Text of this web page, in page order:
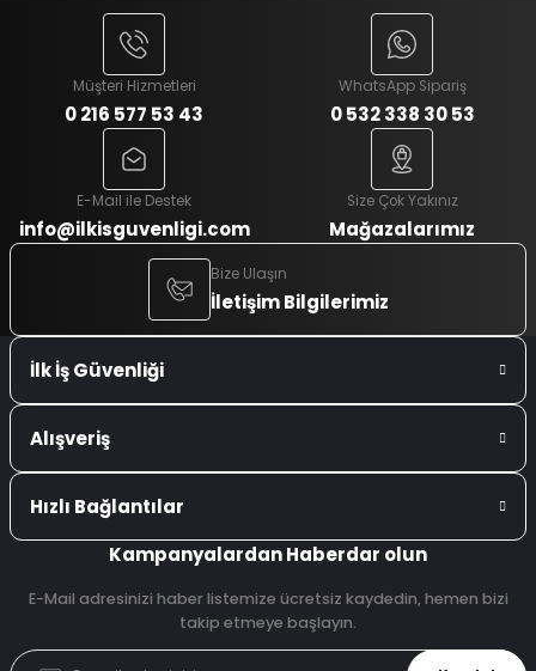
Müşteri Hizmetleri
0 216 577 53 43
WhatsApp Sipariş
0 532 338 30 53
E-Mail ile Destek
info@ilkisguvenligi.com
Size Çok Yakınız
Mağazalarımız
Bize Ulaşın
İletişim Bilgilerimiz
İlk İş Güvenliği
Alışveriş
Hızlı Bağlantılar
Kampanyalardan Haberdar olun
E-Mail adresinizi haber listemize ücretsiz kaydedin, hemen bizi
takip etmeye başlayın.